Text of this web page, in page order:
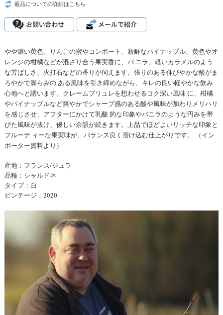
返品についての詳細はこちら
やや濃い黄色。りんごの蜜やコンポート、新鮮なパイナップル、黄色やオ
レンジの柑橘などが混ざり合う果実香に、バ ニラ、軽いカラメルのよう
な芳ばしさ、火打石などの香りが伺えます。張りのある伸びやかな酸がま
ろやかで膨らみの ある風味を引き締めながら、キレの良い軽やかな飲み
心地へと誘います。クレームブリュレを想わせるコク深い風味 に、柑橘
やパイナップルなど爽やかでシャープ感のある酸や風味が加わりメリハリ
を感じさせ、アフターにかけて乳酸 的な印象やバニラのような円みを帯
びた風味が抜け、優しい余韻が続きます。上品でほどよいリッチな印象と
フルーテ ィーな果実味が、バランス良く溶け込む仕上がりです。 （イン
ポーター資料より）
産地：フランス/ジュラ
品種：シャルドネ
タイプ：白
ビンテージ：2020